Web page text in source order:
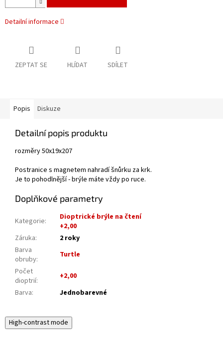
Detailní informace
ZEPTAT SE HLÍDAT SDÍLET
Popis Diskuze
Detailní popis produktu
rozměry 50x19x207
Postranice s magnetem nahradí šnůrku za krk.
Je to pohodlnější - brýle máte vždy po ruce.
Doplňkové parametry
Kategorie:
Dioptrické brýle na čtení
+2,00
Záruka:
2 roky
Barva
obruby:
Turtle
Počet
dioptrií:
+2,00
Barva: Jednobarevné
High-contrast mode